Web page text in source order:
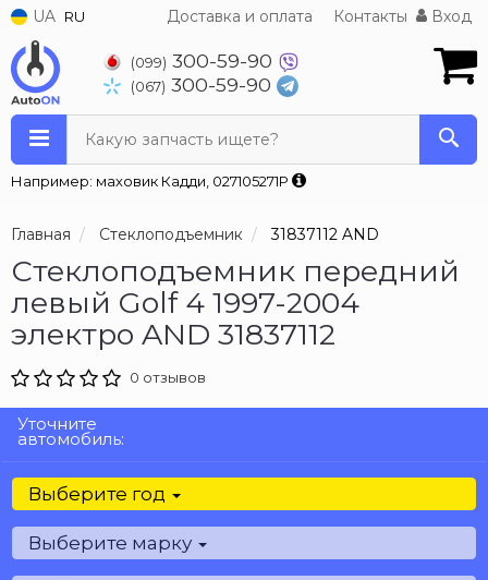
UA RU Доставка и оплата Контакты Вход
(099) 300-59-90
(067) 300-59-90
Какую запчасть ищете?
Например: маховик Кадди, 027105271P
Главная Стеклоподъемник 31837112 AND
Стеклоподъемник передний
левый Golf 4 1997-2004
электро AND 31837112
0 отзывов
Уточните
автомобиль:
Выберите год
Выберите марку